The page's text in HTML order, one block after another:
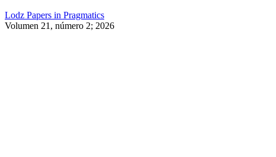
Lodz Papers in Pragmatics
Volumen 21, número 2; 2026